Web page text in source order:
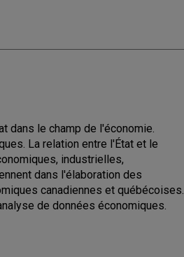
dans le champ de l'économie.
La relation entre l'État et le
industrielles,
dans l'élaboration des
canadiennes et québécoises.
de données économiques.